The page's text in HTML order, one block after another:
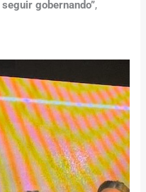
gobernando”,